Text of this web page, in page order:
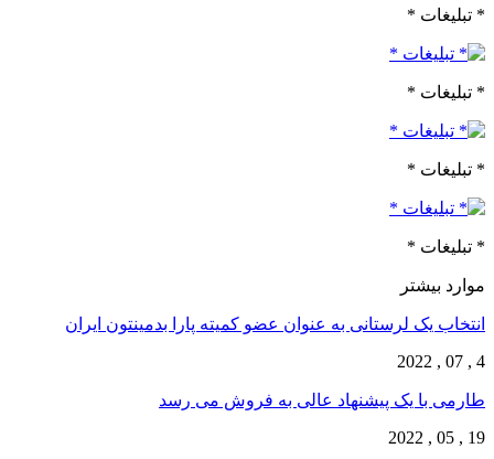
* تبلیغات *
* تبلیغات *
* تبلیغات *
* تبلیغات *
موارد بیشتر
انتخاب یک لرستانی به عنوان عضو کمیته پارا بدمینتون ایران
4 , 07 , 2022
طارمی با یک پیشنهاد عالی به فروش می رسد
19 , 05 , 2022